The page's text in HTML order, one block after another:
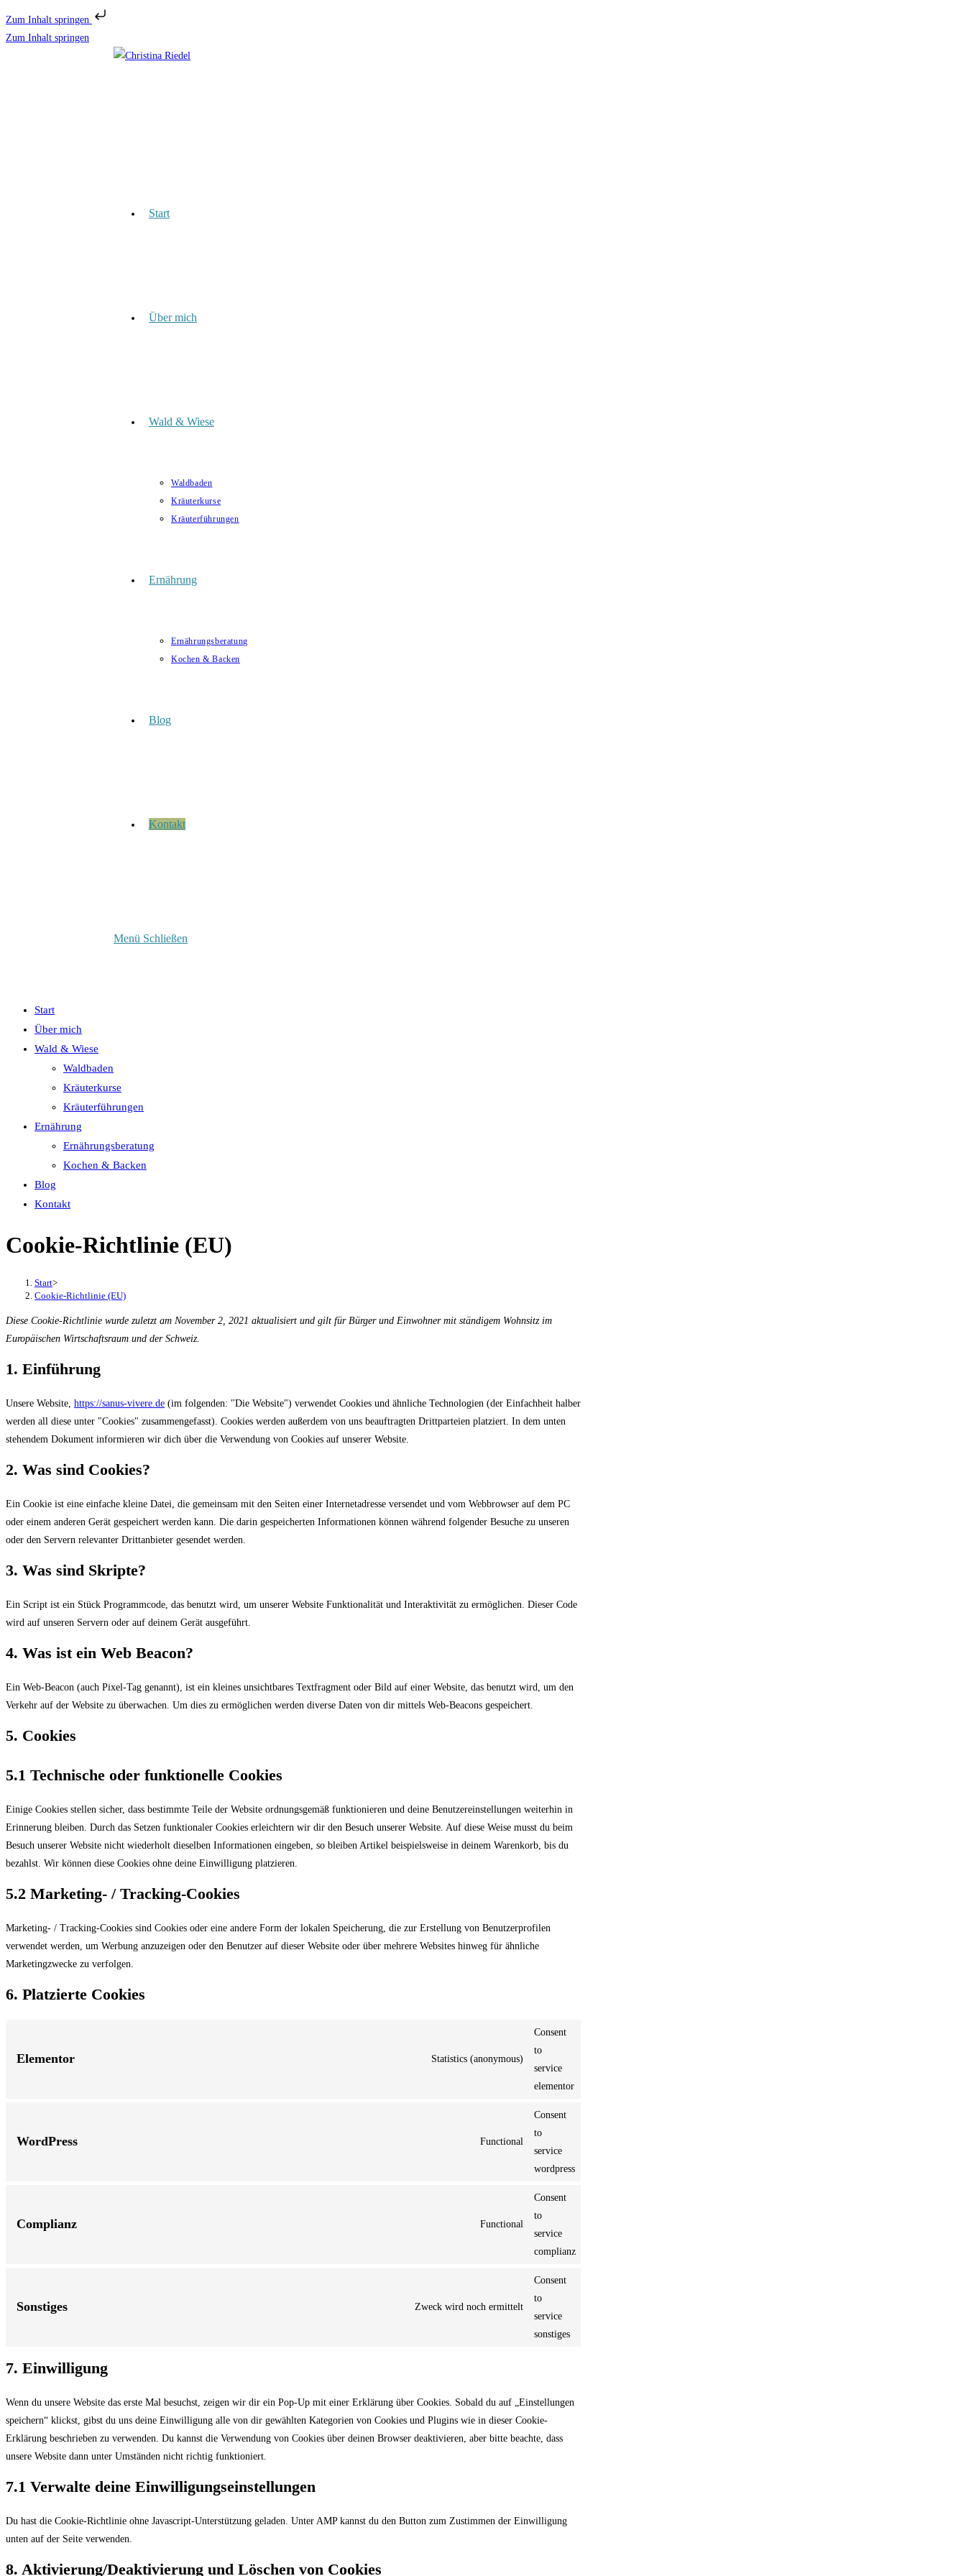
Zum Inhalt springen
Zum Inhalt springen
Start
Über mich
Wald & Wiese
Waldbaden
Kräuterkurse
Kräuterführungen
Ernährung
Ernährungsberatung
Kochen & Backen
Blog
Kontakt
Menü Schließen
Start
Über mich
Wald & Wiese
Waldbaden
Kräuterkurse
Kräuterführungen
Ernährung
Ernährungsberatung
Kochen & Backen
Blog
Kontakt
Cookie-Richtlinie (EU)
Start>
Cookie-Richtlinie (EU)
Diese Cookie-Richtlinie wurde zuletzt am November 2, 2021 aktualisiert und gilt für Bürger und Einwohner mit ständigem Wohnsitz im
Europäischen Wirtschaftsraum und der Schweiz.
1. Einführung
Unsere Website, https://sanus-vivere.de (im folgenden: "Die Website") verwendet Cookies und ähnliche Technologien (der Einfachheit halber
werden all diese unter "Cookies" zusammengefasst). Cookies werden außerdem von uns beauftragten Drittparteien platziert. In dem unten
stehendem Dokument informieren wir dich über die Verwendung von Cookies auf unserer Website.
2. Was sind Cookies?
Ein Cookie ist eine einfache kleine Datei, die gemeinsam mit den Seiten einer Internetadresse versendet und vom Webbrowser auf dem PC
oder einem anderen Gerät gespeichert werden kann. Die darin gespeicherten Informationen können während folgender Besuche zu unseren
oder den Servern relevanter Drittanbieter gesendet werden.
3. Was sind Skripte?
Ein Script ist ein Stück Programmcode, das benutzt wird, um unserer Website Funktionalität und Interaktivität zu ermöglichen. Dieser Code
wird auf unseren Servern oder auf deinem Gerät ausgeführt.
4. Was ist ein Web Beacon?
Ein Web-Beacon (auch Pixel-Tag genannt), ist ein kleines unsichtbares Textfragment oder Bild auf einer Website, das benutzt wird, um den
Verkehr auf der Website zu überwachen. Um dies zu ermöglichen werden diverse Daten von dir mittels Web-Beacons gespeichert.
5. Cookies
5.1 Technische oder funktionelle Cookies
Einige Cookies stellen sicher, dass bestimmte Teile der Website ordnungsgemäß funktionieren und deine Benutzereinstellungen weiterhin in
Erinnerung bleiben. Durch das Setzen funktionaler Cookies erleichtern wir dir den Besuch unserer Website. Auf diese Weise musst du beim
Besuch unserer Website nicht wiederholt dieselben Informationen eingeben, so bleiben Artikel beispielsweise in deinem Warenkorb, bis du
bezahlst. Wir können diese Cookies ohne deine Einwilligung platzieren.
5.2 Marketing- / Tracking-Cookies
Marketing- / Tracking-Cookies sind Cookies oder eine andere Form der lokalen Speicherung, die zur Erstellung von Benutzerprofilen
verwendet werden, um Werbung anzuzeigen oder den Benutzer auf dieser Website oder über mehrere Websites hinweg für ähnliche
Marketingzwecke zu verfolgen.
6. Platzierte Cookies
Elementor Statistics (anonymous)
Consent
to
service
elementor
WordPress Functional
Consent
to
service
wordpress
Complianz Functional
Consent
to
service
complianz
Sonstiges Zweck wird noch ermittelt
Consent
to
service
sonstiges
7. Einwilligung
Wenn du unsere Website das erste Mal besuchst, zeigen wir dir ein Pop-Up mit einer Erklärung über Cookies. Sobald du auf „Einstellungen
speichern“ klickst, gibst du uns deine Einwilligung alle von dir gewählten Kategorien von Cookies und Plugins wie in dieser Cookie-
Erklärung beschrieben zu verwenden. Du kannst die Verwendung von Cookies über deinen Browser deaktivieren, aber bitte beachte, dass
unsere Website dann unter Umständen nicht richtig funktioniert.
7.1 Verwalte deine Einwilligungseinstellungen
Du hast die Cookie-Richtlinie ohne Javascript-Unterstützung geladen. Unter AMP kannst du den Button zum Zustimmen der Einwilligung
unten auf der Seite verwenden.
8. Aktivierung/Deaktivierung und Löschen von Cookies